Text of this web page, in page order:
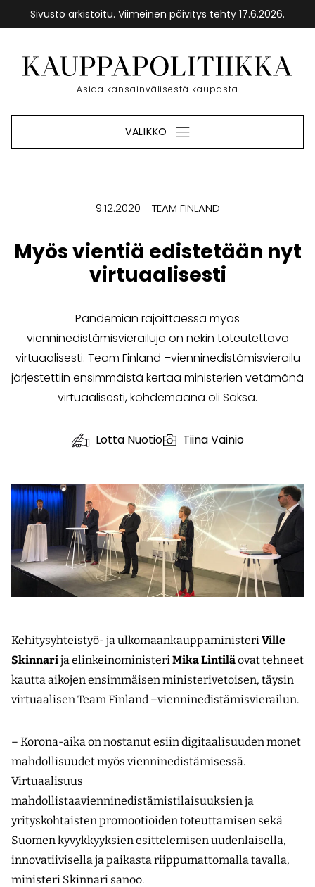
Sivusto arkistoitu. Viimeinen päivitys tehty 17.6.2026.
sisältöön
Etusivu
Asiaa kansainvälisestä kaupasta
VALIKKO
9.12.2020 TEAM FINLAND
Myös vientiä edistetään nyt
virtuaalisesti
Pandemian rajoittaessa myös
vienninedistämisvierailuja on nekin toteutettava
virtuaalisesti. Team Finland –vienninedistämisvierailu
järjestettiin ensimmäistä kertaa ministerien vetämänä
virtuaalisesti, kohdemaana oli Saksa.
Lotta Nuotio Tiina Vainio
Kehitysyhteistyö- ja ulkomaankauppaministeri Ville
Skinnarija elinkeinoministeri Mika Lintiläovat tehneet
kautta aikojen ensimmäisen ministerivetoisen, täysin
virtuaalisen Team Finland –vienninedistämisvierailun.
– Korona-aika on nostanut esiin digitaalisuuden monet
mahdollisuudet myös vienninedistämisessä.
Virtuaalisuus
mahdollistaavienninedistämistilaisuuksien ja
yrityskohtaisten promootioiden toteuttamisen sekä
Suomen kyvykkyyksien esittelemisen uudenlaisella,
innovatiivisella ja paikasta riippumattomalla tavalla,
ministeri Skinnari sanoo.